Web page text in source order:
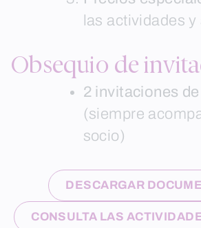
las actividades
Obsequio de
2 invitaciones
(siempre
socio)
DESCARGAR
CONSULTA LAS